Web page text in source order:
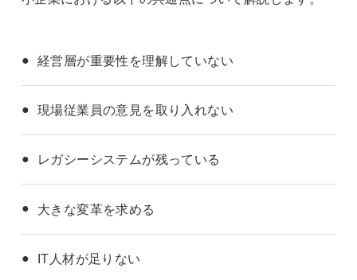
経営層が重要性を理解していない
現場従業員の意見を取り入れない
レガシーシステムが残っている
大きな変革を求める
IT人材が足りない